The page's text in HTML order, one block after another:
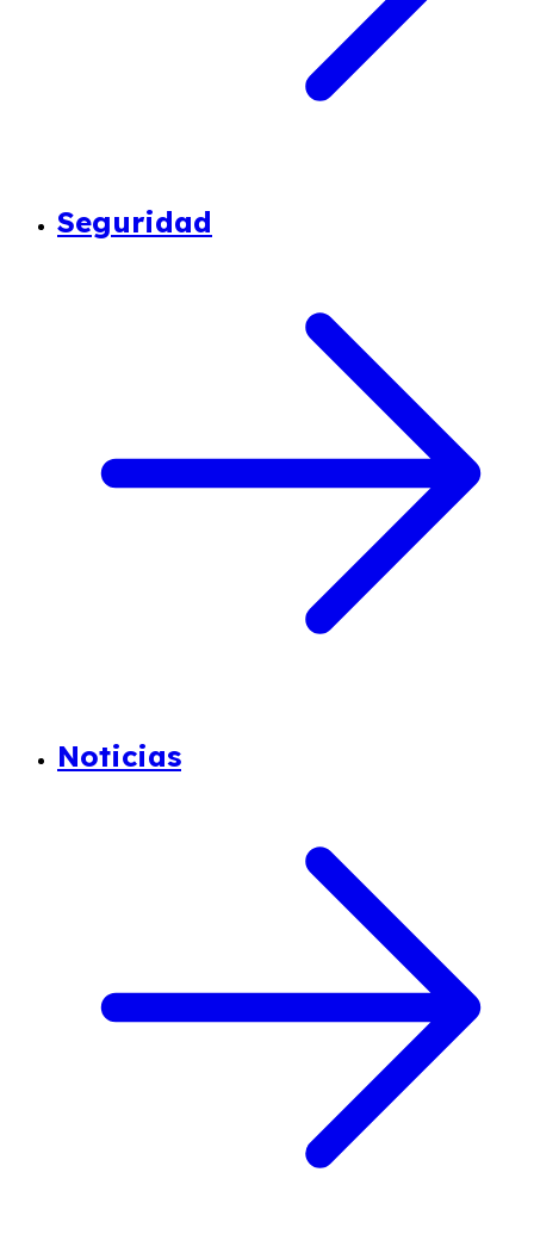
Seguridad
Noticias